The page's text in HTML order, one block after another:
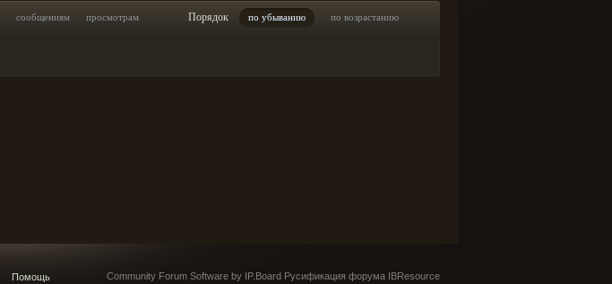
сообщениям просмотрам Порядок по убыванию по возрастанию
Помощь Community Forum Software by IP.Board Русификация форума IBResource